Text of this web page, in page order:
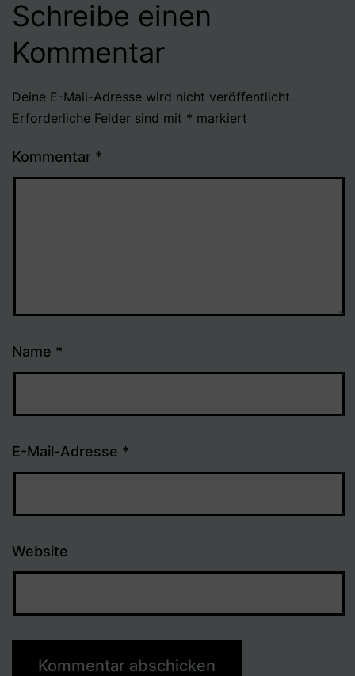
Schreibe einen
Kommentar
Deine E-Mail-Adresse wird nicht veröffentlicht.
Erforderliche Felder sind mit * markiert
Kommentar *
Name *
E-Mail-Adresse *
Website